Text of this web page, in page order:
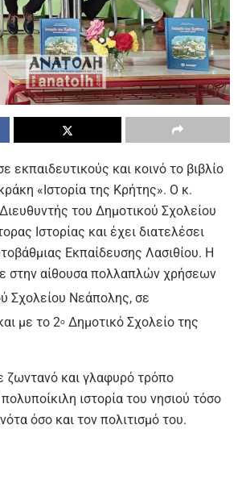
εκπαιδευτικούς και κοινό το βιβλίο
«Ιστορία της Κρήτης». Ο κ.
του Δημοτικού Σχολείου
Ιστορίας και έχει διατελέσει
Εκπαίδευσης Λασιθίου. Η
στην αίθουσα πολλαπλών χρήσεων
Σχολείου Νεάπολης, σε
με το 2ο Δημοτικό Σχολείο της
ζωντανό και γλαφυρό τρόπο
ιστορία του νησιού τόσο
όσο και τον πολιτισμό του.